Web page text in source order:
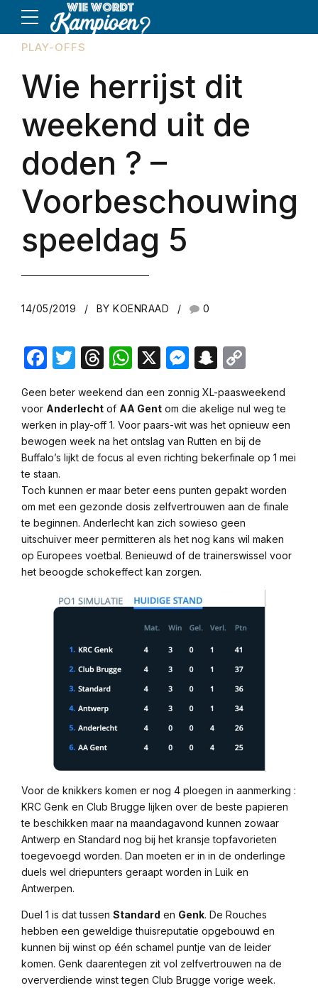
PLAY-OFFS
Wie herrijst dit
weekend uit de
doden ? –
Voorbeschouwing
speeldag 5
14/05/2019 BY KOENRAAD 0
Facebook
Twitter
Threads
WhatsApp
X Messenger
Snapchat
Geen beter weekend dan een zonnig XL-paasweekend
voor Anderlecht of AA Gent om die akelige nul weg te
werken in play-off 1. Voor paars-wit was het opnieuw een
bewogen week na het ontslag van Rutten en bij de
Buffalo’s lijkt de focus al even richting bekerfinale op 1 mei
te staan.
Toch kunnen er maar beter eens punten gepakt worden
om met een gezonde dosis zelfvertrouwen aan de finale
te beginnen. Anderlecht kan zich sowieso geen
uitschuiver meer permitteren als het nog kans wil maken
op Europees voetbal. Benieuwd of de trainerswissel voor
het beoogde schokeffect kan zorgen.
Voor de knikkers komen er nog 4 ploegen in aanmerking :
KRC Genk en Club Brugge lijken over de beste papieren
te beschikken maar na maandagavond kunnen zowaar
Antwerp en Standard nog bij het kransje topfavorieten
toegevoegd worden. Dan moeten er in in de onderlinge
duels wel driepunters geraapt worden in Luik en
Antwerpen.
Duel 1 is dat tussen Standard en Genk. De Rouches
hebben een geweldige thuisreputatie opgebouwd en
kunnen bij winst op één schamel puntje van de leider
komen. Genk daarentegen zit vol zelfvertrouwen na de
oververdiende winst tegen Club Brugge vorige week.